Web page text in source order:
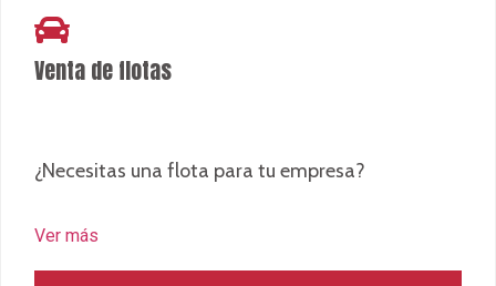
Venta de flotas
¿Necesitas una flota para tu empresa?
Ver más